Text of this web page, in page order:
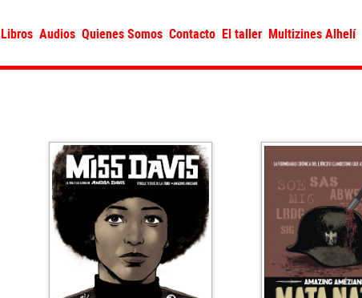
Libros Audios Quienes Somos Contacto El taller Multizines Alhelí